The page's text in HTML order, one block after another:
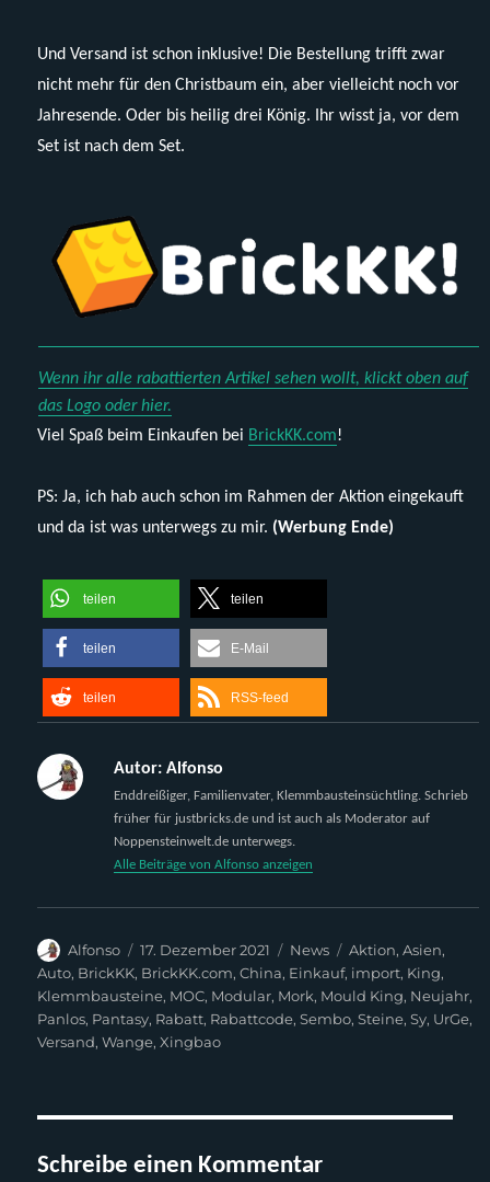
Und Versand ist schon inklusive! Die Bestellung trifft zwar
nicht mehr für den Christbaum ein, aber vielleicht noch vor
Jahresende. Oder bis heilig drei König. Ihr wisst ja, vor dem
Set ist nach dem Set.
Wenn ihr alle rabattierten Artikel sehen wollt, klickt oben auf
das Logo oder hier.
Viel Spaß beim Einkaufen bei BrickKK.com!
PS: Ja, ich hab auch schon im Rahmen der Aktion eingekauft
und da ist was unterwegs zu mir. (Werbung Ende)
teilen teilen
teilen E-Mail
teilen RSS-feed
Autor: Alfonso
Enddreißiger, Familienvater, Klemmbausteinsüchtling. Schrieb
früher für justbricks.de und ist auch als Moderator auf
Noppensteinwelt.de unterwegs.
Alle Beiträge von Alfonso anzeigen
Autor
Alfonso
Veröffentlicht
am
17. Dezember 2021 Kategorien
News Schlagwörter
Aktion,Asien,
Auto, BrickKK, BrickKK.com,China, Einkauf, import, King,
Klemmbausteine, MOC, Modular, Mork, Mould King, Neujahr,
Panlos, Pantasy, Rabatt, Rabattcode,Sembo,Steine,Sy, UrGe,
Versand,Wange,Xingbao
Schreibe einen Kommentar